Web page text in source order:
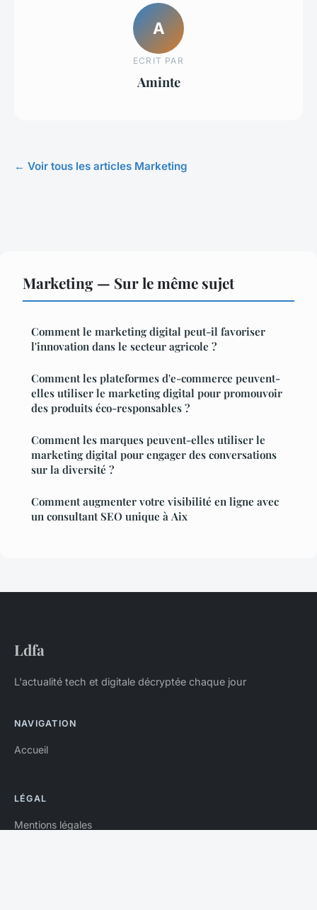
A
ECRIT PAR
Aminte
← Voir tous les articles Marketing
Marketing — Sur le même sujet
Comment le marketing digital peut-il favoriser
l'innovation dans le secteur agricole ?
Comment les plateformes d'e-commerce peuvent-
elles utiliser le marketing digital pour promouvoir
des produits éco-responsables ?
Comment les marques peuvent-elles utiliser le
marketing digital pour engager des conversations
sur la diversité ?
Comment augmenter votre visibilité en ligne avec
un consultant SEO unique à Aix
Ldfa
L'actualité tech et digitale décryptée chaque jour
NAVIGATION
Accueil
LÉGAL
Mentions légales